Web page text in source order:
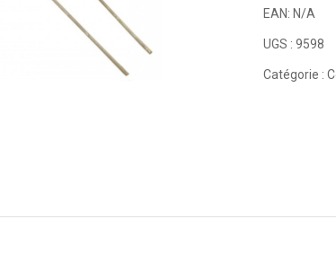
EAN: N/A
UGS : 9598
Catégorie :